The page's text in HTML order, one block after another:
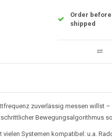
Order before
shipped
zuverlässig messen willst
Bewegungsalgorithmus
vielen Systemen kompatibel: u.a.